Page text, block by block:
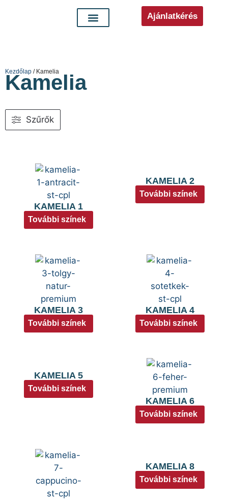
Ajánlatkérés
Kezdőlap / Kamelia
Kamelia
Szűrők
KAMELIA 1
További színek
KAMELIA 2
További színek
KAMELIA 3
További színek
KAMELIA 4
További színek
KAMELIA 5
További színek
KAMELIA 6
További színek
KAMELIA 8
További színek